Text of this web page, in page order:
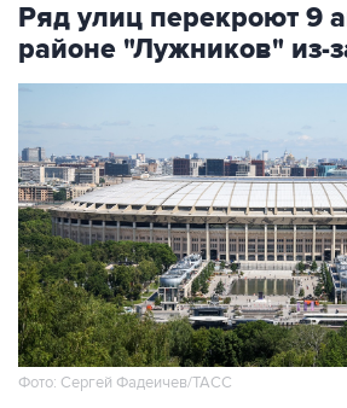
Ряд улиц перекроют 9
районе "Лужников" из-
Фото: Сергей Фадеичев/ТАСС